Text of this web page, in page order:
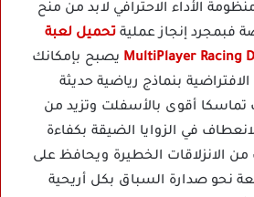
الأداء الاحترافي لابد من منح
فبمجرد إنجاز عملية تحميل لعبة
MultiPlayer Racing يصبح بإمكانك
بنماذج رياضية حديثة
أقوى بالأسفلت وتزيد من
في الزوايا الضيقة بكفاءة
الانزلاقات الخطيرة ويحافظ على
نحو صدارة السباق بكل أريحية